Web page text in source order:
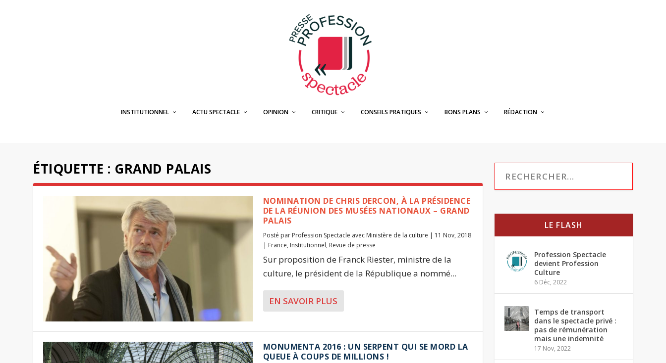
INSTITUTIONNEL ACTU SPECTACLE OPINION CRITIQUE CONSEILS PRATIQUES BONS PLANS RÉDACTION
ÉTIQUETTE : GRAND PALAIS
NOMINATION DE CHRIS DERCON, À LA PRÉSIDENCE
DE LA RÉUNION DES MUSÉES NATIONAUX – GRAND
PALAIS
Posté par Profession Spectacle avec Ministère de la culture | 11 Nov, 2018
| France, Institutionnel, Revue de presse
Sur proposition de Franck Riester, ministre de la
culture, le président de la République a nommé...
EN SAVOIR PLUS
MONUMENTA 2016 : UN SERPENT QUI SE MORD LA
QUEUE À COUPS DE MILLIONS !
LE FLASH
Profession Spectacle
devient Profession
Culture
6 Déc, 2022
Temps de transport
dans le spectacle privé :
pas de rémunération
mais une indemnité
17 Nov, 2022